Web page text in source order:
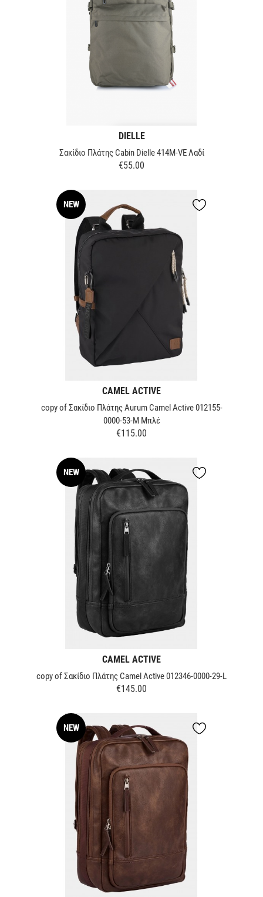
DIELLE
Σακίδιο Πλάτης Cabin Dielle 414M-VE Λαδί
Price
€55.00
NEW
CAMEL ACTIVE
copy of Σακίδιο Πλάτης Aurum Camel Active 012155-
0000-53-M Μπλέ
Price
€115.00
NEW
CAMEL ACTIVE
copy of Σακίδιο Πλάτης Camel Active 012346-0000-29-L
Price
€145.00
NEW